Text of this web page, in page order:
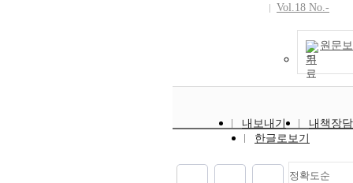
Vol.18 No.-
원문보
기
내보내기
내책장
한글로보기
정확도순